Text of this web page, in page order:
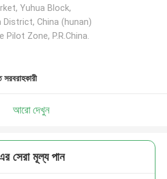
Yuhua Block,
District, China (hunan)
Pilot Zone, P.R.China.
সরবরাহকারী
আরো দেখুন
সেরা মূল্য পান